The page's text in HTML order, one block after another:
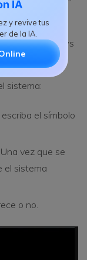
IA
y revive tus
de la IA.de
en Windows
sistema:
el símbolo
vez que se
el sistema
o no.